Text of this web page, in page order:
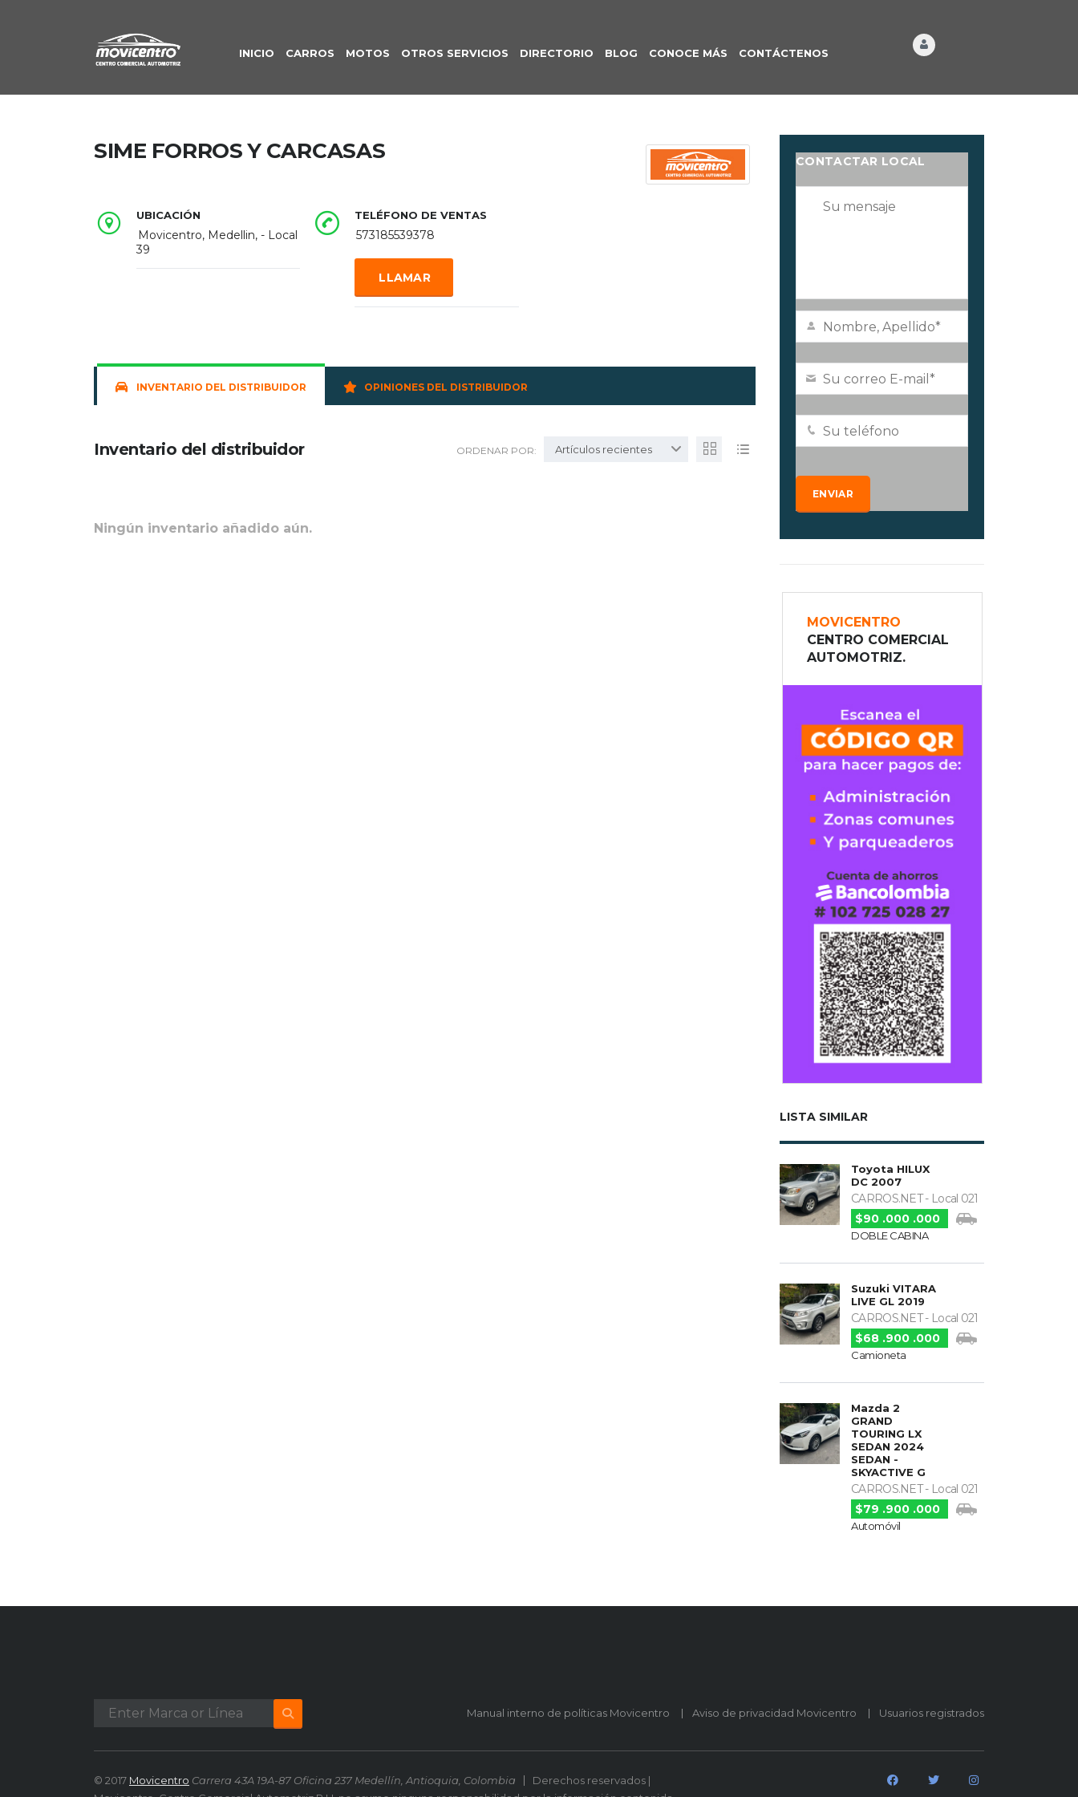
INICIO CARROS MOTOS OTROS SERVICIOS DIRECTORIO BLOG CONOCE MÁS CONTÁCTENOS
SIME FORROS Y CARCASAS
UBICACIÓN
Movicentro, Medellin, - Local
39
TELÉFONO DE VENTAS
573185539378
LLAMAR
INVENTARIO DEL DISTRIBUIDOR OPINIONES DEL DISTRIBUIDOR
Inventario del distribuidor ORDENAR POR: Artículos recientes
Ningún inventario añadido aún.
CONTACTAR LOCAL
MOVICENTRO
CENTRO COMERCIAL
AUTOMOTRIZ.
LISTA SIMILAR
Toyota HILUX
DC 2007
CARROS.NET - Local 021
$90 .000 .000
DOBLE CABINA
Suzuki VITARA
LIVE GL 2019
CARROS.NET - Local 021
$68 .900 .000
Camioneta
Mazda 2
GRAND
TOURING LX
SEDAN 2024
SEDAN -
SKYACTIVE G
CARROS.NET - Local 021
$79 .900 .000
Automóvil
Manual interno de políticas Movicentro Aviso de privacidad Movicentro Usuarios registrados
© 2017 Movicentro Carrera 43A 19A-87 Oficina 237 Medellín, Antioquia, Colombia
Derechos reservados |